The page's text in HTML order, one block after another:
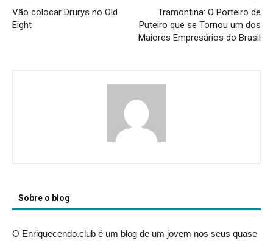
Vão colocar Drurys no Old
Eight
Tramontina: O Porteiro de
Puteiro que se Tornou um dos
Maiores Empresários do Brasil
Sobre o blog
O Enriquecendo.club é um blog de um jovem nos seus quase